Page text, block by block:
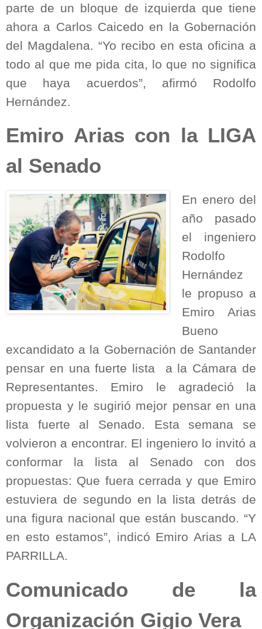
parte de un bloque de izquierda que tiene
ahora a Carlos Caicedo en la Gobernación
del Magdalena. “Yo recibo en esta oficina a
todo al que me pida cita, lo que no significa
que haya acuerdos”, afirmó Rodolfo
Hernández.
Emiro Arias con la LIGA
al Senado
En enero del
año pasado
el ingeniero
Rodolfo
Hernández
le propuso a
Emiro Arias
Bueno
excandidato a la Gobernación de Santander
pensar en una fuerte lista
a la Cámara de
Representantes. Emiro le agradeció la
propuesta y le sugirió mejor pensar en una
lista fuerte al Senado. Esta semana se
volvieron a encontrar. El ingeniero lo invitó a
conformar la lista al Senado con dos
propuestas: Que fuera cerrada y que Emiro
estuviera de segundo en la lista detrás de
una figura nacional que están buscando. “Y
en esto estamos”, indicó Emiro Arias a LA
PARRILLA.
Comunicado de la
Organización Gigio Vera